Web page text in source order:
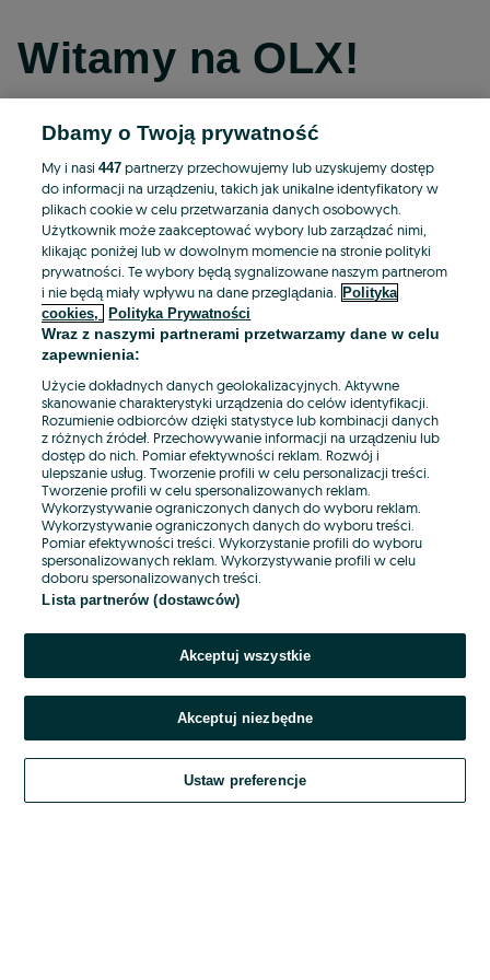
Witamy na OLX!
Kontynuuj przez Facebooka
Kontynuuj przez konto Apple
Kontynuuj przez konto Google
LUB
E-mail
Hasło
Nie pamiętasz hasła?
Zaloguj się
Kontynuując za pośrednictwem jednego z dostawców wskazanych powyżej,
Regulamin serwisu OLX.pl w jego aktualnym brzmieniu.
Dbamy o Twoją prywatność
My i nasi447 partnerzy przechowujemy lub uzyskujemy dostęp
do informacji na urządzeniu, takich jak unikalne identyfikatory w
plikach cookie w celu przetwarzania danych osobowych.
Użytkownik może zaakceptować wybory lub zarządzać nimi,
klikając poniżej lub w dowolnym momencie na stronie polityki
prywatności. Te wybory będą sygnalizowane naszym partnerom
i nie będą miały wpływu na dane przeglądania.
Polityka
cookies,
Polityka Prywatności
Wraz z naszymi partnerami przetwarzamy dane w celu
zapewnienia:
Użycie dokładnych danych geolokalizacyjnych. Aktywne
skanowanie charakterystyki urządzenia do celów identyfikacji.
Rozumienie odbiorców dzięki statystyce lub kombinacji danych
z różnych źródeł. Przechowywanie informacji na urządzeniu lub
dostęp do nich. Pomiar efektywności reklam. Rozwój i
ulepszanie usług. Tworzenie profili w celu personalizacji treści.
Tworzenie profili w celu spersonalizowanych reklam.
Wykorzystywanie ograniczonych danych do wyboru reklam.
Wykorzystywanie ograniczonych danych do wyboru treści.
Pomiar efektywności treści. Wykorzystanie profili do wyboru
spersonalizowanych reklam. Wykorzystywanie profili w celu
doboru spersonalizowanych treści.
Lista partnerów (dostawców)
Akceptuj wszystkie
Akceptuj niezbędne
Ustaw preferencje